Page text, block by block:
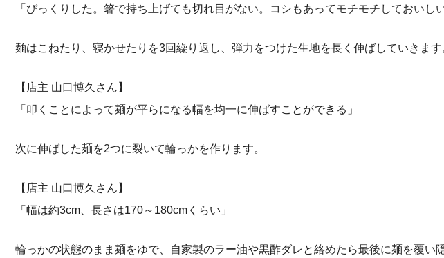
「びっくりした。箸で持ち上げても切れ目がない。コシもあってモチモチしておいしい
麺はこねたり、寝かせたりを3回繰り返し、弾力をつけた生地を長く伸ばしていきます
【店主 山口博久さん】
「叩くことによって麺が平らになる幅を均一に伸ばすことができる」
次に伸ばした麺を2つに裂いて輪っかを作ります。
【店主 山口博久さん】
「幅は約3cm、長さは170～180cmくらい」
輪っかの状態のまま麺をゆで、自家製のラー油や黒酢ダレと絡めたら最後に麺を覆い